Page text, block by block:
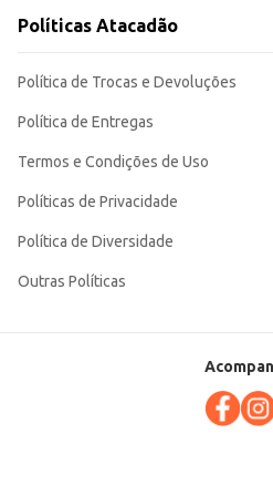
Políticas Atacadão
Política de Trocas e Devoluções
Política de Entregas
Termos e Condições de Uso
Políticas de Privacidade
Política de Diversidade
Outras Políticas